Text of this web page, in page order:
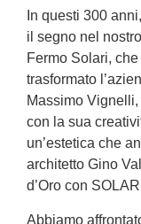
In questi 300
il segno nel
Fermo Solari,
trasformato
Massimo
con la sua
un’estetica che
architetto Gino
d’Oro con
Abbiamo